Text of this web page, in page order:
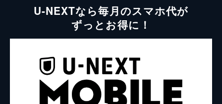
U-NEXTなら毎月のスマホ代が
ずっとお得に！